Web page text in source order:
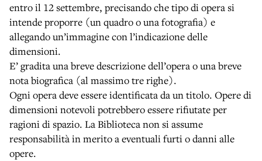
entro il 12 settembre, precisando che tipo di opera si
intende proporre (un quadro o una fotografia) e
allegando un’immagine con l’indicazione delle
dimensioni.
E’ gradita una breve descrizione dell’opera o una breve
nota biografica (al massimo tre righe).
Ogni opera deve essere identificata da un titolo. Opere di
dimensioni notevoli potrebbero essere rifiutate per
ragioni di spazio. La Biblioteca non si assume
responsabilità in merito a eventuali furti o danni alle
opere.